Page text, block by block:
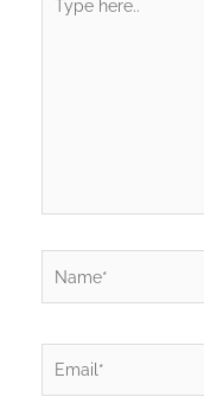
here..